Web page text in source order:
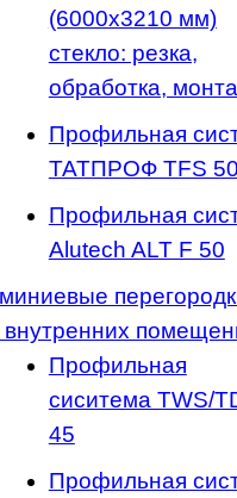
(6000x3210 мм)
стекло: резка,
обработка,
Профильная
ТАТПРОФ TFS 50
Профильная
Alutech ALT F 50
внутренних
Профильная
сиситема TWS/
45
Профильная